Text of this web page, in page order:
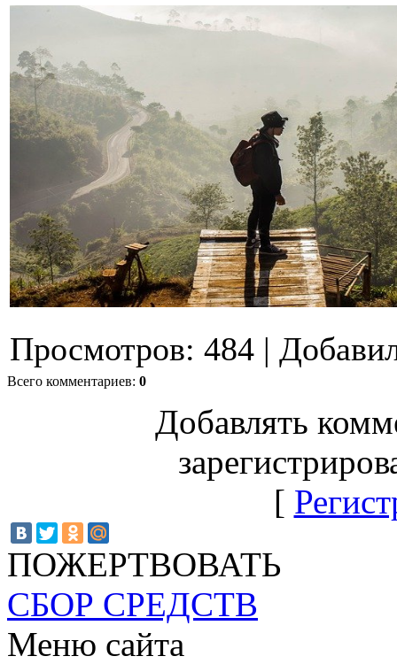
Просмотров: 484 |
Всего комментариев: 0
Добавлять
[
ПОЖЕРТВОВАТЬ
СБОР СРЕДСТВ
Меню сайта